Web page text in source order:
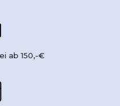
ab 150,-€